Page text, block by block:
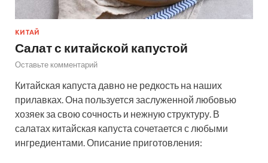
КИТАЙ
Салат с китайской капустой
Оставьте комментарий
Китайская капуста давно не редкость на наших
прилавках. Она пользуется заслуженной любовью
хозяек за свою сочность и нежную структуру. В
салатах китайская капуста сочетается с любыми
ингредиентами. Описание приготовления: